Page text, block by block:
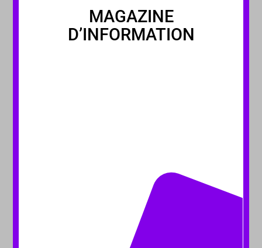
MAGAZINE
D’INFORMATION